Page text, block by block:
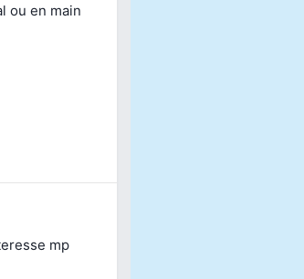
ou en main
mp